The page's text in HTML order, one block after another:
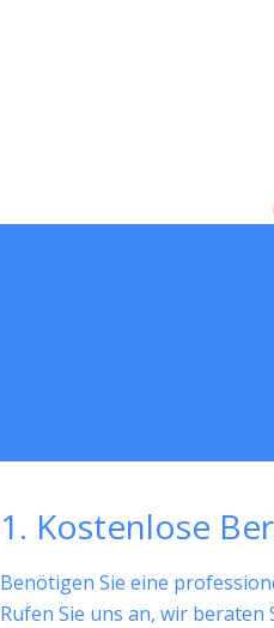
1. Kostenlose
Benötigen Sie eine
Rufen Sie uns an, wir beraten